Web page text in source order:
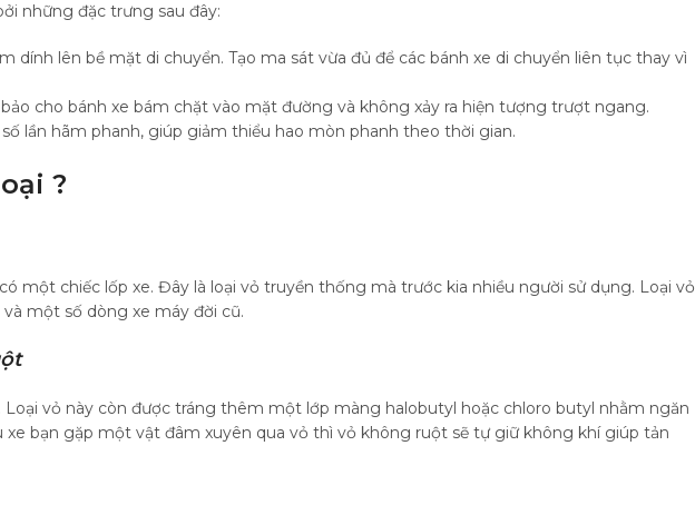
những đặc trưng sau đây:
dính lên bề mặt di chuyển. Tạo ma sát vừa đủ để các bánh xe di chuyển liên tục thay vì
cho bánh xe bám chặt vào mặt đường và không xảy ra hiện tượng trượt ngang.
lần hãm phanh, giúp giảm thiểu hao mòn phanh theo thời gian.
?
một chiếc lốp xe. Đây là loại vỏ truyền thống mà trước kia nhiều người sử dụng. Loại vỏ
một số dòng xe máy đời cũ.
vỏ này còn được tráng thêm một lớp màng halobutyl hoặc chloro butyl nhằm ngăn
xe bạn gặp một vật đâm xuyên qua vỏ thì vỏ không ruột sẽ tự giữ không khí giúp tản